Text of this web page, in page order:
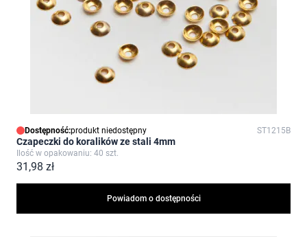
Dostępność:produkt niedostępny ST1215B
Czapeczki do koralików ze stali 4mm
Ilość w opakowaniu: 40 szt.
31,98 zł
Powiadom o dostępności